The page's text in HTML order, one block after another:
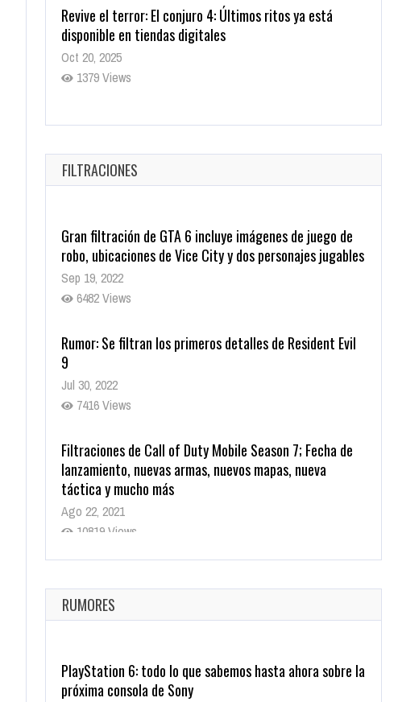
Revive el terror: El conjuro 4: Últimos ritos ya está
disponible en tiendas digitales
Oct 20, 2025
1379 Views
Warner Bros. lleva a las tiendas digitales su racha de
Oct 17, 2025
1435 Views
FILTRACIONES
Gran filtración de GTA 6 incluye imágenes de juego de
robo, ubicaciones de Vice City y dos personajes jugables
Sep 19, 2022
6482 Views
Rumor: Se filtran los primeros detalles de Resident Evil
9
Jul 30, 2022
7416 Views
Filtraciones de Call of Duty Mobile Season 7; Fecha de
lanzamiento, nuevas armas, nuevos mapas, nueva
táctica y mucho más
Ago 22, 2021
10819 Views
La configuración de Call of Duty 2021 aparentemente
Ago 8, 2021
10004 Views
RUMORES
PlayStation 6: todo lo que sabemos hasta ahora sobre la
próxima consola de Sony